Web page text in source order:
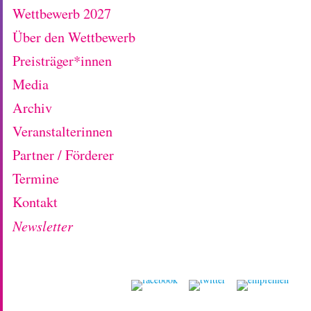
Wettbewerb 2027
Über den Wettbewerb
Preisträger*innen
Media
Archiv
Veranstalterinnen
Partner / Förderer
Termine
Kontakt
Newsletter